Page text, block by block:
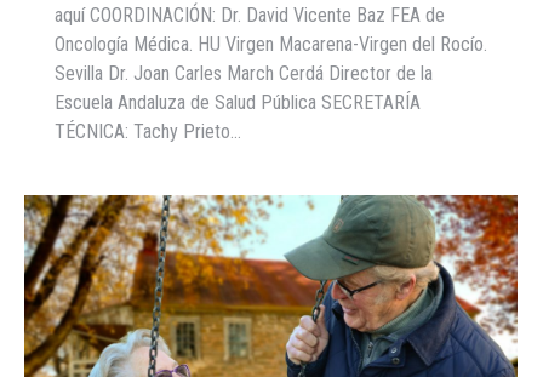
aquí COORDINACIÓN: Dr. David Vicente Baz FEA de
Oncología Médica. HU Virgen Macarena-Virgen del Rocío.
Sevilla Dr. Joan Carles March Cerdá Director de la
Escuela Andaluza de Salud Pública SECRETARÍA
TÉCNICA: Tachy Prieto…